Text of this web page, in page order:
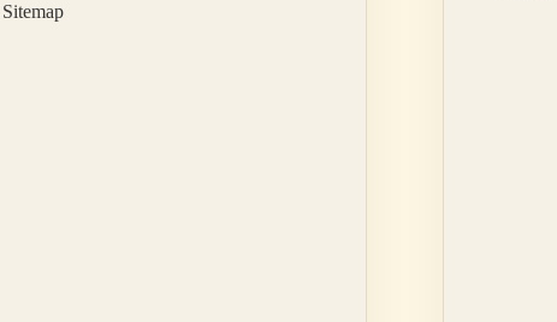
Sitemap